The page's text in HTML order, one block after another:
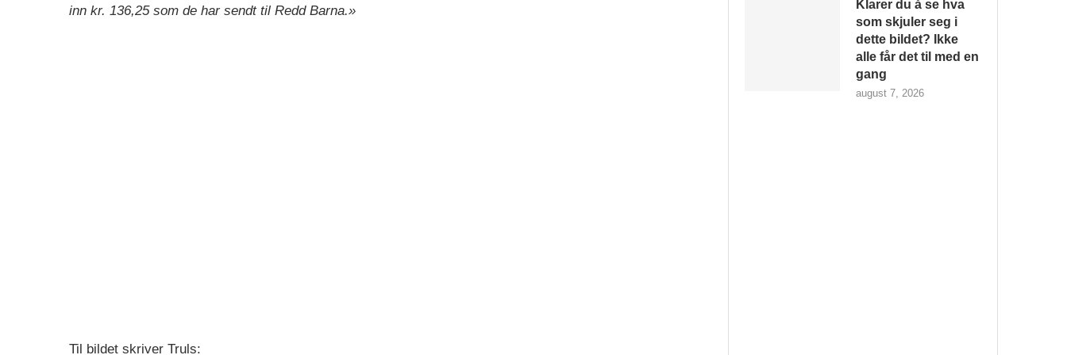
inn kr. 136,25 som de har sendt til Redd Barna.»
Til bildet skriver Truls:
Klarer du å se hva
som skjuler seg i
dette bildet? Ikke
alle får det til med en
gang
august 7, 2026